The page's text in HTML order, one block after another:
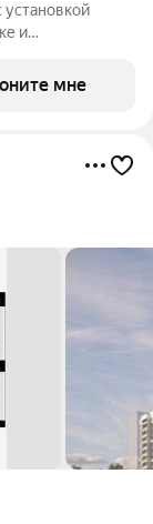
установкой
и
мне